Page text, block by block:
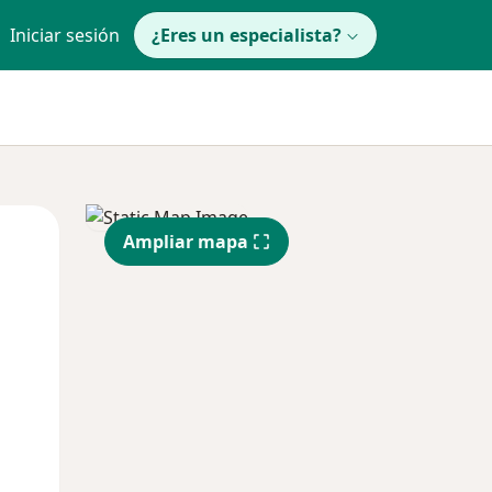
Iniciar sesión ¿Eres un especialista?
Mar
11 Ago
Mié
12 Ago
Ampliar mapa